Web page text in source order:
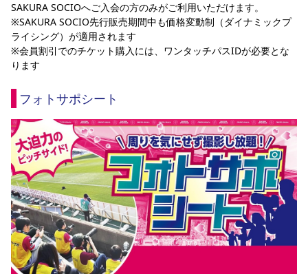
SAKURA SOCIOへご入会の方のみがご利用いただけます。
※SAKURA SOCIO先行販売期間中も価格変動制（ダイナミックプ
ライシング）が適用されます
※会員割引でのチケット購入には、ワンタッチパスIDが必要とな
ります
フォトサポシート